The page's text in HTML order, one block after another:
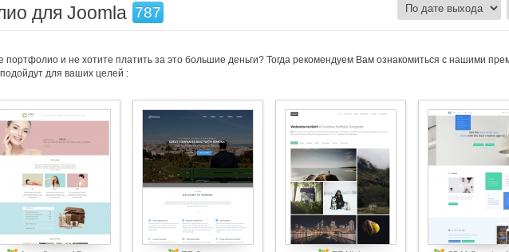
для Joomla 787
портфолио и не хотите платить за это большие деньги? Тогда рекомендуем Вам ознакомиться с нашими
для ваших целей :